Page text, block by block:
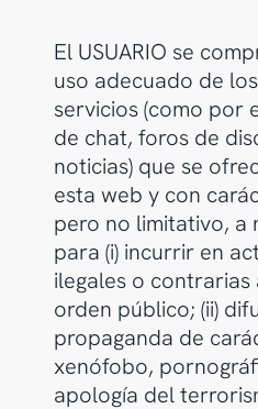
El USUARIO se
uso adecuado de
servicios (como por
de chat, foros de
noticias) que se
esta web y con
pero no limitativo, a
para (i) incurrir en
ilegales o
orden público; (ii)
propaganda de
xenófobo,
apología del